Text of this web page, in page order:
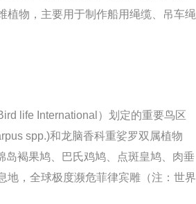
植物，主要用于制作船用绳缆、吊车绳
life International）划定的重要鸟区
spp.)和龙脑香科重娑罗双属植物
岛褐果鸠、巴氏鸡鸠、点斑皇鸠、肉垂
地，全球极度濒危菲律宾雕（注：世界